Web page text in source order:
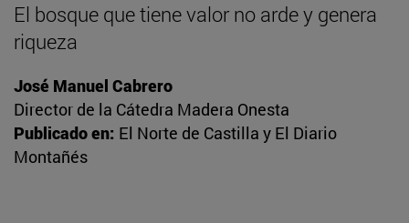
El bosque que tiene valor no arde y genera
riqueza
José Manuel Cabrero
Director de la Cátedra Madera Onesta
Publicado en: El Norte de Castilla y El Diario
Montañés